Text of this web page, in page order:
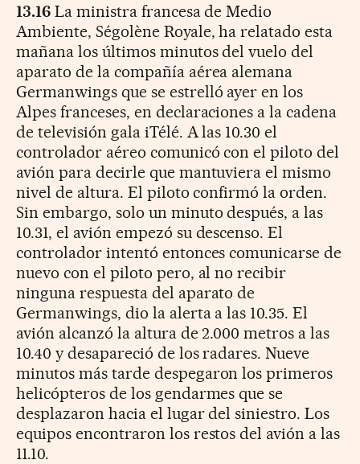
13.16La ministra francesa de Medio
Ambiente, Ségolène Royale, ha relatado esta
mañana los últimos minutos del vuelo del
aparato de la compañía aérea alemana
Germanwings que se estrelló ayer en los
Alpes franceses, en declaraciones a la cadena
de televisión gala iTélé. A las 10.30 el
controlador aéreo comunicó con el piloto del
avión para decirle que mantuviera el mismo
nivel de altura. El piloto confirmó la orden.
Sin embargo, solo un minuto después, a las
10.31, el avión empezó su descenso. El
controlador intentó entonces comunicarse de
nuevo con el piloto pero, al no recibir
ninguna respuesta del aparato de
Germanwings, dio la alerta a las 10.35. El
avión alcanzó la altura de 2.000 metros a las
10.40 y desapareció de los radares. Nueve
minutos más tarde despegaron los primeros
helicópteros de los gendarmes que se
desplazaron hacia el lugar del siniestro. Los
equipos encontraron los restos del avión a las
11.10.